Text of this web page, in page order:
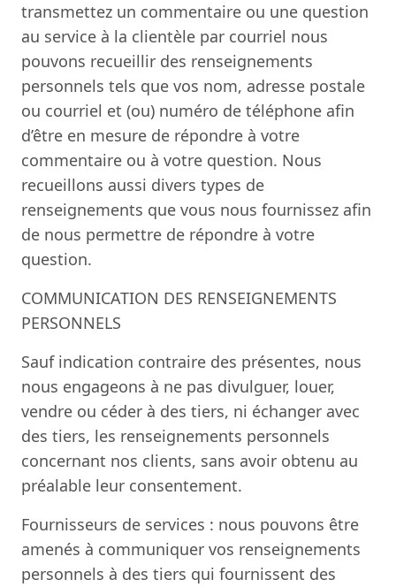
transmettez un commentaire ou une question
au service à la clientèle par courriel nous
pouvons recueillir des renseignements
personnels tels que vos nom, adresse postale
ou courriel et (ou) numéro de téléphone afin
d’être en mesure de répondre à votre
commentaire ou à votre question. Nous
recueillons aussi divers types de
renseignements que vous nous fournissez afin
de nous permettre de répondre à votre
question.
COMMUNICATION DES RENSEIGNEMENTS
PERSONNELS
Sauf indication contraire des présentes, nous
nous engageons à ne pas divulguer, louer,
vendre ou céder à des tiers, ni échanger avec
des tiers, les renseignements personnels
concernant nos clients, sans avoir obtenu au
préalable leur consentement.
Fournisseurs de services : nous pouvons être
amenés à communiquer vos renseignements
personnels à des tiers qui fournissent des